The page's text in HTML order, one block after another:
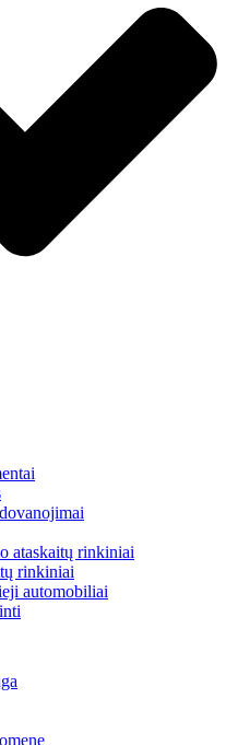
ataskaitų rinkiniai
rinkiniai
automobiliai